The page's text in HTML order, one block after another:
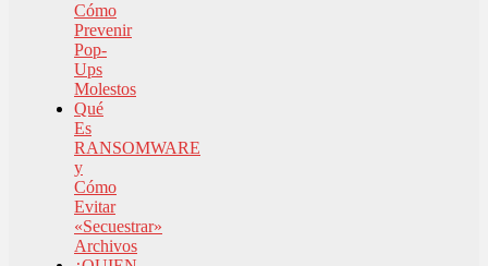
Cómo
Prevenir
Pop-
Ups
Molestos
Qué
Es
RANSOMWARE
y
Cómo
Evitar
«Secuestrar»
Archivos